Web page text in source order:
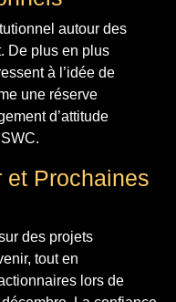
autour des
De plus en plus
à l’idée de
une réserve
d’attitude
et Prochaines
des projets
tout en
lors de